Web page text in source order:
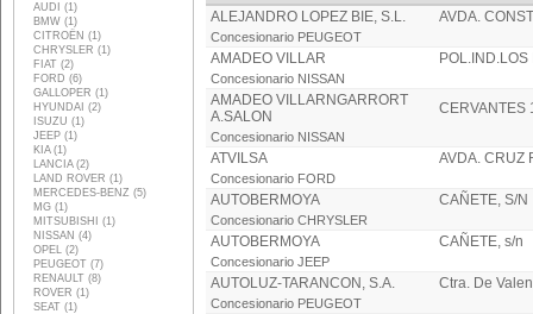
AUDI (1)
BMW (1)
CITROËN (1)
CHRYSLER (1)
FIAT (2)
FORD (6)
GALLOPER (1)
HYUNDAI (2)
ISUZU (1)
JEEP (1)
KIA (1)
LANCIA (2)
LAND ROVER (1)
MERCEDES-BENZ (5)
MG (1)
MITSUBISHI (1)
NISSAN (4)
OPEL (2)
PEUGEOT (7)
RENAULT (8)
ROVER (1)
SEAT (1)
ALEJANDRO LOPEZ BIE, S.L. AVDA.
Concesionario PEUGEOT
AMADEO VILLAR
Concesionario NISSAN
AMADEO VILLARNGARRORT
A.SALON
CERVANTES
Concesionario NISSAN
ATVILSA AVDA. CRUZ
Concesionario FORD
AUTOBERMOYA CAÑETE, S/N
Concesionario CHRYSLER
AUTOBERMOYA CAÑETE, s/n
Concesionario JEEP
AUTOLUZ-TARANCON, S.A. Ctra. De
Concesionario PEUGEOT